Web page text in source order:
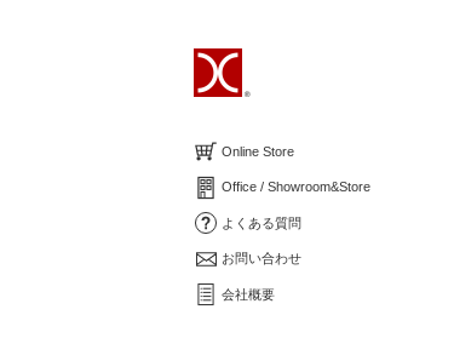
Online Store
Office / Showroom&Store
よくある質問
お問い合わせ
会社概要